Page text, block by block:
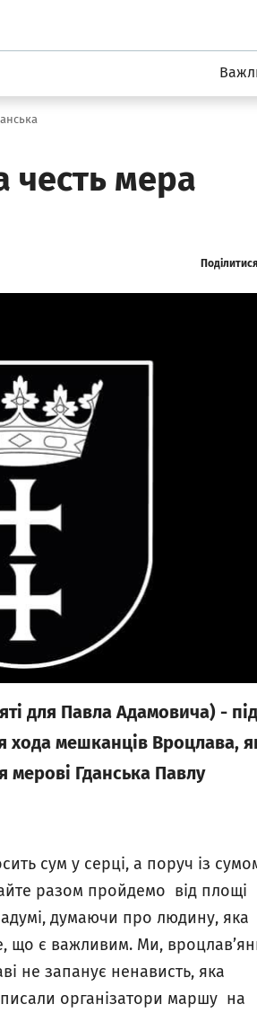
informacyjny wroclaw.pl
честь мера
Поділитися
для Павла Адамовича) - під
хода мешканців Вроцлава,
мерові Гданська Павлу
сум у серці, а поруч із
разом пройдемо від площі
думаючи про людину, яка
що є важливим. Ми,
не запанує ненависть, яка
організатори маршу на